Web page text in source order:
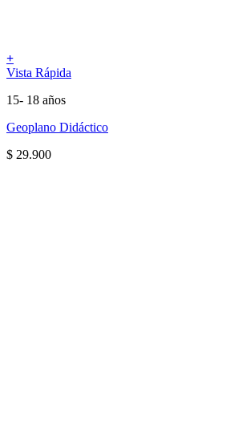
+
Vista Rápida
15- 18 años
Geoplano Didáctico
$ 29.900